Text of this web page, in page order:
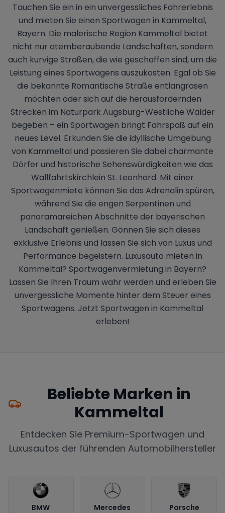
Tauchen Sie ein in ein unvergessliches Fahrerlebnis
und mieten Sie einen Sportwagen in Kammeltal,
Bayern. Die malerische Region Kammeltal bietet
nicht nur atemberaubende Landschaften, sondern
auch kurvige Straßen, die wie geschaffen sind, um die
Leistung eines Sportwagens auszukosten. Egal ob Sie
die bekannte Romantische Straße entlangrasen
möchten oder sich auf die herausfordernden
Strecken im Naturpark Augsburg-Westliche Wälder
begeben – ein Sportwagen bringt Fahrspaß auf ein
neues Level. Erkunden Sie die idyllische Umgebung
von Kammeltal und passieren Sie dabei charmante
Dörfer und historische Sehenswürdigkeiten wie das
Wallfahrtskirchlein St. Leonhard. Mit einer
Sportwagenmiete können Sie das Adrenalin spüren,
während Sie die engen Serpentinen und
panoramareichen Abschnitte der bayerischen
Landschaft genießen. Gönnen Sie sich dieses
exklusive Erlebnis und lassen Sie sich von Luxus und
Performance begeistern. Luxusauto mieten in
Kammeltal? Sportwagenvermietung in Bayern?
Lassen Sie Ihren Traum wahr werden und erleben Sie
unvergessliche Momente hinter dem Steuer eines
Sportwagens. Jetzt Sportwagen in Kammeltal
erleben!
Beliebte Marken in
Kammeltal
Entdecken Sie Premium-Sportwagen und
Luxusautos der führenden Automobilhersteller
BMW Mercedes Porsche